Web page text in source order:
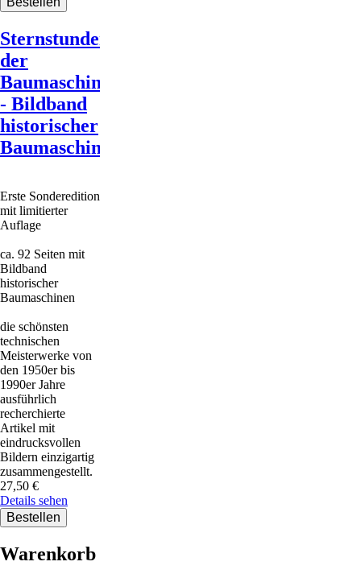
Sternstunden
der
Baumaschinen
- Bildband
historischer
Baumaschinen
Erste Sonderedition
mit limitierter
Auflage
ca. 92 Seiten mit
Bildband
historischer
Baumaschinen
die schönsten
technischen
Meisterwerke von
den 1950er bis
1990er Jahre
ausführlich
recherchierte
Artikel mit
eindrucksvollen
Bildern einzigartig
zusammengestellt.
27,50 €
Details sehen
Warenkorb